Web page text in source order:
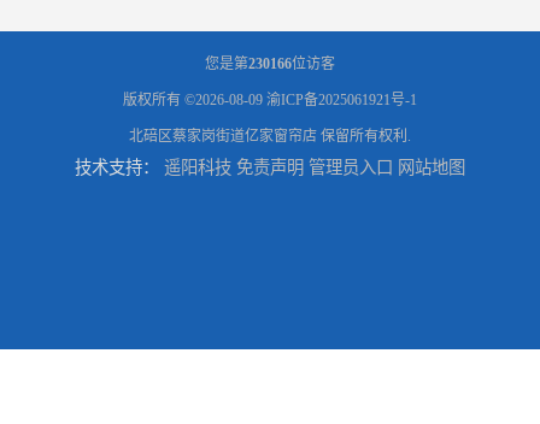
您是第230166位访客
版权所有 ©2026-08-09 渝ICP备2025061921号-1
北碚区蔡家岗街道亿家窗帘店 保留所有权利.
技术支持： 遥阳科技 免责声明 管理员入口 网站地图